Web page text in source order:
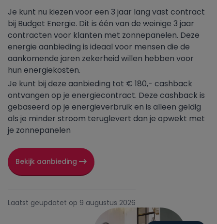
Greenchoice
Innova Energie
Mega
NextEnergy
Oxxio
Powerpeers
Pure Energie
Tibber
Je kunt nu kiezen voor een 3 jaar lang vast contract
bij Budget Energie. Dit is één van de weinige 3 jaar
contracten voor klanten met zonnepanelen. Deze
energie aanbieding is ideaal voor mensen die de
aankomende jaren zekerheid willen hebben voor
hun energiekosten.
Je kunt bij deze aanbieding tot € 180,- cashback
ontvangen op je energiecontract. Deze cashback is
gebaseerd op je energieverbruik en is alleen geldig
als je minder stroom teruglevert dan je opwekt met
je zonnepanelen
Bekijk aanbieding
Laatst geüpdatet op 9 augustus 2026